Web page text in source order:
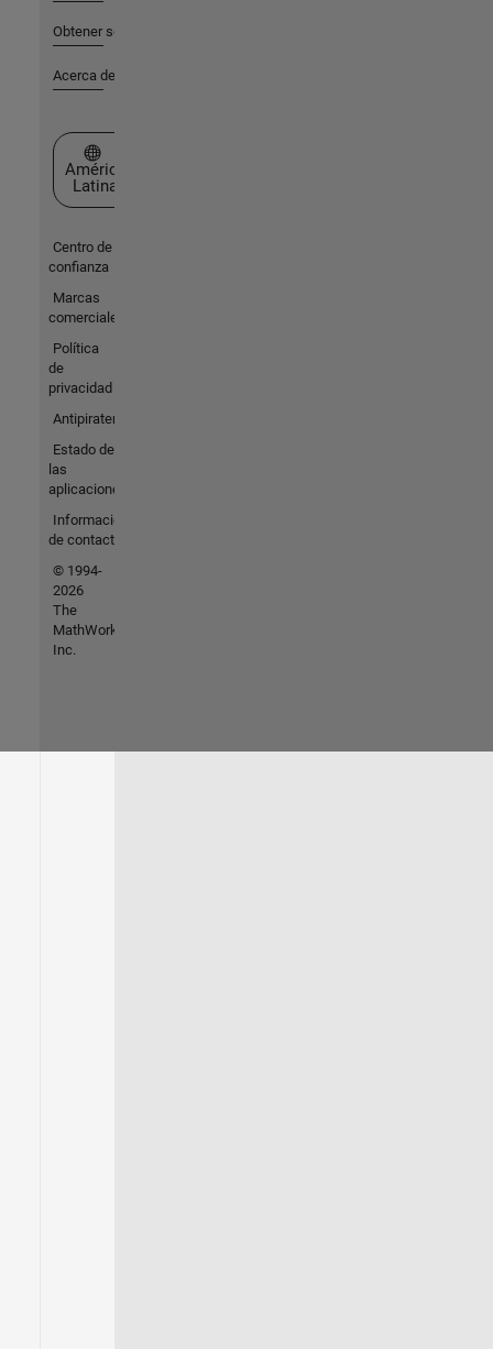
Obtener soporte
Acerca de MathWorks
Seleccione un país/idioma
América
Latina
Centro de
confianza
Marcas
comerciales
Política
de
privacidad
Antipiratería
Estado de
las
aplicaciones
Información
de contacto
© 1994-
2026
The
MathWorks,
Inc.